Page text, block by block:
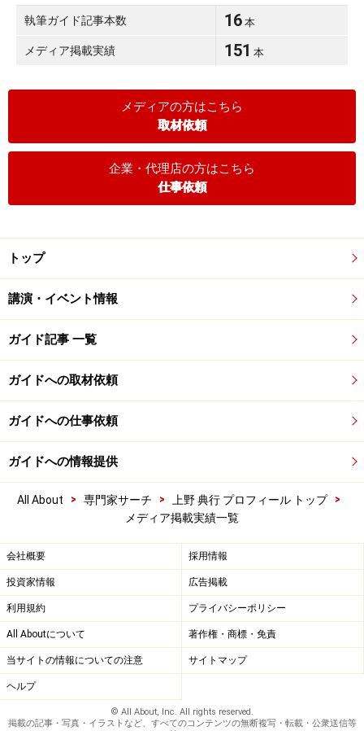
執筆ガイド記事本数 16 本
メディア掲載実績 151 本
メディアの方はこちら
取材依頼
企業・代理店の方はこちら
仕事依頼
トップ
講演・イベント情報
ガイド記事 一覧
ガイドへの取材依頼
ガイドへの仕事依頼
ガイドへの情報提供
All About > 専門家サーチ > 上野 典行 プロフィール トップ
>
メディア掲載実績一覧
会社概要 採用情報
投資家情報 広告掲載
利用規約 プライバシーポリシー
All Aboutについて 著作権・商標・免責
当サイトの情報についての注意 サイトマップ
ヘルプ
© All About, Inc. All rights reserved.
掲載の記事・写真・イラストなど、すべてのコンテンツの無断複写・転載・公衆送信等